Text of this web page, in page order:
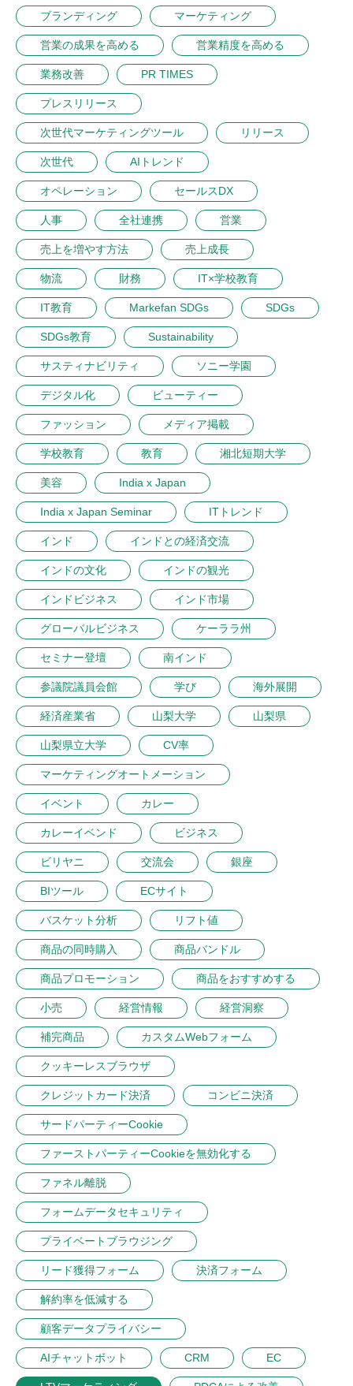
ブランディング マーケティング
営業の成果を高める 営業精度を高める
業務改善 PR TIMES
プレスリリース
次世代マーケティングツール リリース
次世代 AIトレンド
オペレーション セールスDX
人事 全社連携 営業
売上を増やす方法 売上成長
物流 財務 IT×学校教育
IT教育 Markefan SDGs SDGs
SDGs教育 Sustainability
サスティナビリティ ソニー学園
デジタル化 ビューティー
ファッション メディア掲載
学校教育 教育 湘北短期大学
美容 India x Japan
India x Japan Seminar ITトレンド
インド インドとの経済交流
インドの文化 インドの観光
インドビジネス インド市場
グローバルビジネス ケーララ州
セミナー登壇 南インド
参議院議員会館 学び 海外展開
経済産業省 山梨大学 山梨県
山梨県立大学 CV率
マーケティングオートメーション
イベント カレー
カレーイベンド ビジネス
ビリヤニ 交流会 銀座
BIツール ECサイト
バスケット分析 リフト値
商品の同時購入 商品バンドル
商品プロモーション 商品をおすすめする
小売 経営情報 経営洞察
補完商品 カスタムWebフォーム
クッキーレスブラウザ
クレジットカード決済 コンビニ決済
サードパーティーCookie
ファーストパーティーCookieを無効化する
ファネル離脱
フォームデータセキュリティ
プライベートブラウジング
リード獲得フォーム 決済フォーム
解約率を低減する
顧客データプライバシー
AIチャットボット CRM EC